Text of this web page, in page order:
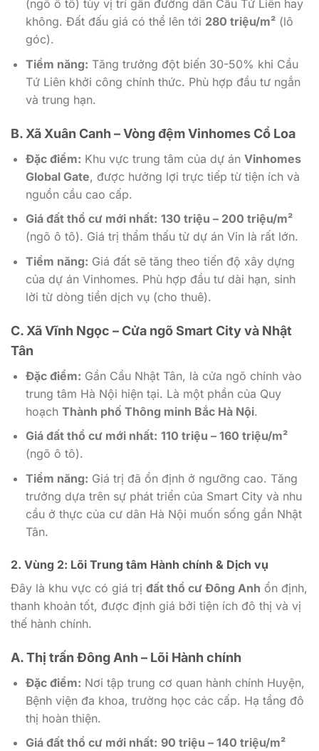
(ngõ ô tô) tùy vị trí gần đường dẫn Cầu Tứ Liên hay
không. Đất đấu giá có thể lên tới 280 triệu/m²(lô
góc).
Tiềm năng: Tăng trưởng đột biến 30-50% khi Cầu
Tứ Liên khởi công chính thức. Phù hợp đầu tư ngắn
và trung hạn.
B. Xã Xuân Canh – Vòng đệm Vinhomes Cổ Loa
Đặc điểm: Khu vực trung tâm của dự án Vinhomes
Global Gate, được hưởng lợi trực tiếp từ tiện ích và
nguồn cầu cao cấp.
Giá đất thổ cư mới nhất: 130 triệu – 200 triệu/m²
(ngõ ô tô). Giá trị thẩm thấu từ dự án Vin là rất lớn.
Tiềm năng: Giá đất sẽ tăng theo tiến độ xây dựng
của dự án Vinhomes. Phù hợp đầu tư dài hạn, sinh
lời từ dòng tiền dịch vụ (cho thuê).
C. Xã Vĩnh Ngọc – Cửa ngõ Smart City và Nhật
Tân
Đặc điểm: Gần Cầu Nhật Tân, là cửa ngõ chính vào
trung tâm Hà Nội hiện tại. Là một phần của Quy
hoạch Thành phố Thông minh Bắc Hà Nội.
Giá đất thổ cư mới nhất: 110 triệu – 160 triệu/m²
(ngõ ô tô).
Tiềm năng: Giá trị đã ổn định ở ngưỡng cao. Tăng
trưởng dựa trên sự phát triển của Smart City và nhu
cầu ở thực của cư dân Hà Nội muốn sống gần Nhật
Tân.
2. Vùng 2: Lõi Trung tâm Hành chính & Dịch vụ
Đây là khu vực có giá trị đất thổ cư Đông Anh ổn định,
thanh khoản tốt, được định giá bởi tiện ích đô thị và vị
thế hành chính.
A. Thị trấn Đông Anh – Lõi Hành chính
Đặc điểm: Nơi tập trung cơ quan hành chính Huyện,
Bệnh viện đa khoa, trường học các cấp. Hạ tầng đô
thị hoàn thiện.
Giá đất thổ cư mới nhất: 90 triệu – 140 triệu/m²